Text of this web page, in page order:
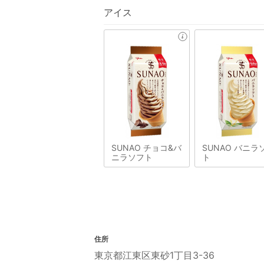
アイス
SUNAO チョコ&バ
ニラソフト
SUNAO バニラ
ト
住所
東京都江東区東砂1丁目3-36